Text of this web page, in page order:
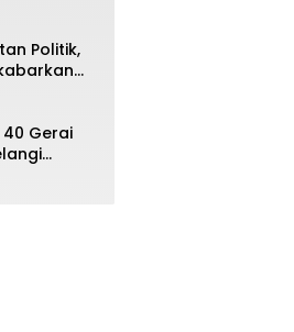
Antre
Politik,
40 Gerai